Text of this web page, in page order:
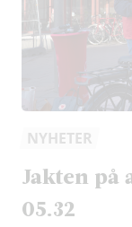
NYHETER
Jakten
05.32